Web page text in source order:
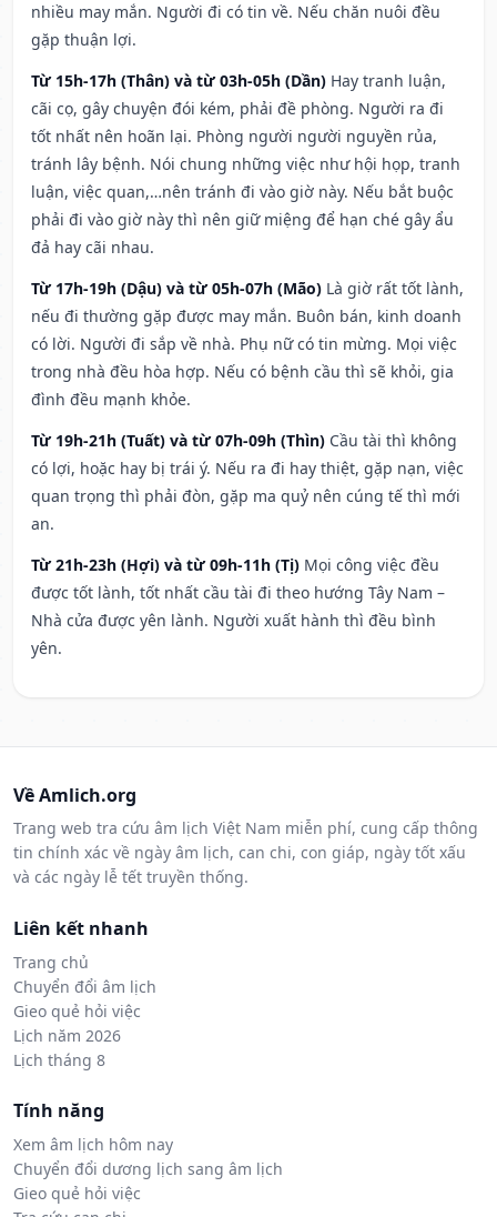
nhiều may mắn. Người đi có tin về. Nếu chăn nuôi đều
gặp thuận lợi.
Từ 15h-17h (Thân) và từ 03h-05h (Dần) Hay tranh luận,
cãi cọ, gây chuyện đói kém, phải đề phòng. Người ra đi
tốt nhất nên hoãn lại. Phòng người người nguyền rủa,
tránh lây bệnh. Nói chung những việc như hội họp, tranh
luận, việc quan,…nên tránh đi vào giờ này. Nếu bắt buộc
phải đi vào giờ này thì nên giữ miệng để hạn ché gây ẩu
đả hay cãi nhau.
Từ 17h-19h (Dậu) và từ 05h-07h (Mão) Là giờ rất tốt lành,
nếu đi thường gặp được may mắn. Buôn bán, kinh doanh
có lời. Người đi sắp về nhà. Phụ nữ có tin mừng. Mọi việc
trong nhà đều hòa hợp. Nếu có bệnh cầu thì sẽ khỏi, gia
đình đều mạnh khỏe.
Từ 19h-21h (Tuất) và từ 07h-09h (Thìn) Cầu tài thì không
có lợi, hoặc hay bị trái ý. Nếu ra đi hay thiệt, gặp nạn, việc
quan trọng thì phải đòn, gặp ma quỷ nên cúng tế thì mới
an.
Từ 21h-23h (Hợi) và từ 09h-11h (Tị) Mọi công việc đều
được tốt lành, tốt nhất cầu tài đi theo hướng Tây Nam –
Nhà cửa được yên lành. Người xuất hành thì đều bình
yên.
Về Amlich.org
Trang web tra cứu âm lịch Việt Nam miễn phí, cung cấp thông
tin chính xác về ngày âm lịch, can chi, con giáp, ngày tốt xấu
và các ngày lễ tết truyền thống.
Liên kết nhanh
Trang chủ
Chuyển đổi âm lịch
Gieo quẻ hỏi việc
Lịch năm 2026
Lịch tháng 8
Tính năng
Xem âm lịch hôm nay
Chuyển đổi dương lịch sang âm lịch
Gieo quẻ hỏi việc